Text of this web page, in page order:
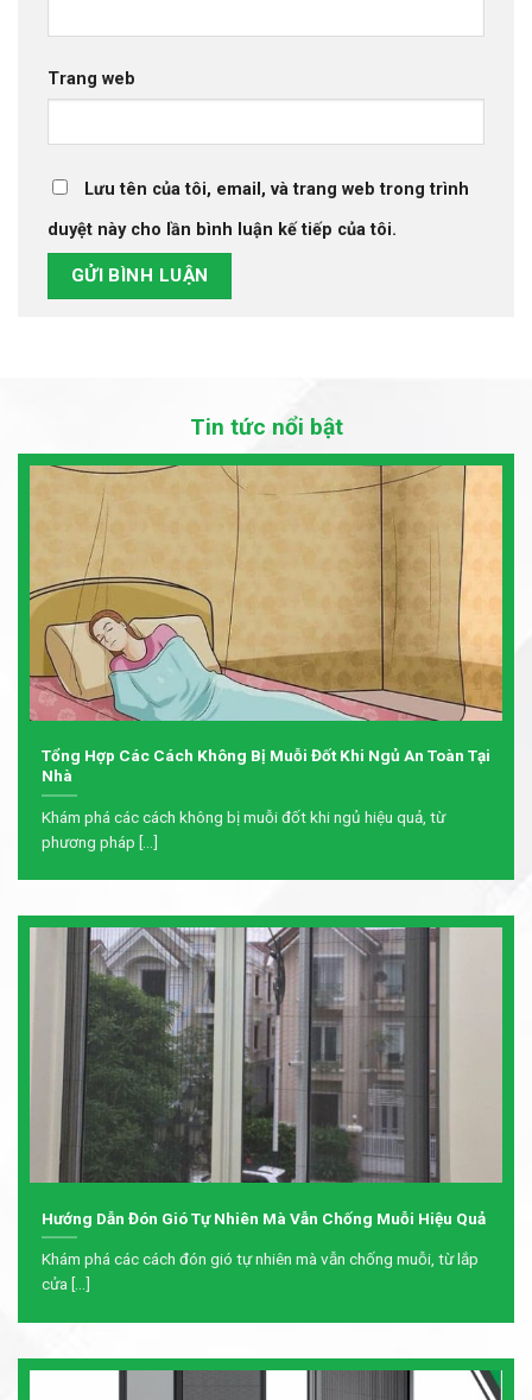
Trang web
Lưu tên của tôi, email, và trang web trong trình
duyệt này cho lần bình luận kế tiếp của tôi.
Tin tức nổi bật
Tổng Hợp Các Cách Không Bị Muỗi Đốt Khi Ngủ An Toàn Tại
Nhà
Khám phá các cách không bị muỗi đốt khi ngủ hiệu quả, từ
phương pháp [...]
Hướng Dẫn Đón Gió Tự Nhiên Mà Vẫn Chống Muỗi Hiệu Quả
Khám phá các cách đón gió tự nhiên mà vẫn chống muỗi, từ lắp
cửa [...]